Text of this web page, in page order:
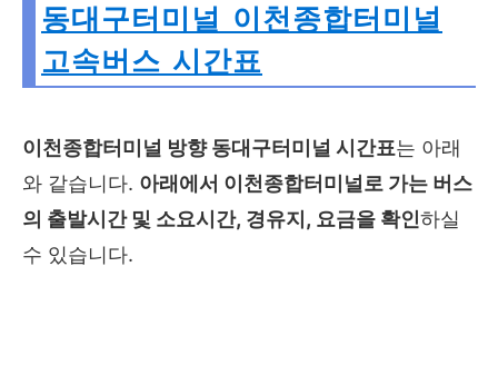
동대구터미널 이천종합터미널
고속버스 시간표
이천종합터미널 방향 동대구터미널 시간표는 아래
와 같습니다. 아래에서 이천종합터미널로 가는 버스
의 출발시간 및 소요시간, 경유지, 요금을 확인하실
수 있습니다.